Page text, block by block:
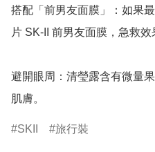
搭配「前男友面膜」：如果
片 SK-II 前男友面膜，急救效
避開眼周：清瑩露含有微量
肌膚。
SKII 旅行裝